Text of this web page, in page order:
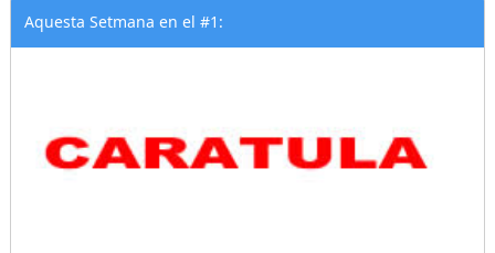
Aquesta Setmana en el #1: